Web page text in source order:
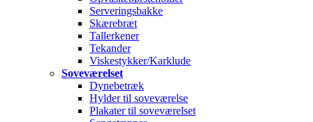
Serveringsbakke
Skærebræt
Tallerkener
Tekander
Viskestykker/Karklude
Soveværelset
Dynebetræk
Hylder til soveværelse
Plakater til soveværelset